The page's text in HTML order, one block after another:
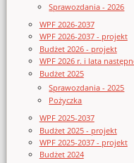
Sprawozdania - 2026
WPF 2026-2037
WPF 2026-2037 - projekt
Budżet 2026 - projekt
WPF 2026 r. i lata
Budżet 2025
Sprawozdania - 2025
Pożyczka
WPF 2025-2037
Budżet 2025 - projekt
WPF 2025-2037 - projekt
Budżet 2024